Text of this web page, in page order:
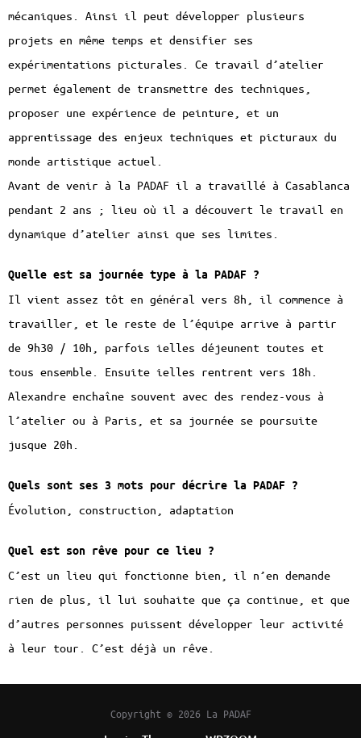
mécaniques. Ainsi il peut développer plusieurs
projets en même temps et densifier ses
expérimentations picturales. Ce travail d’atelier
permet également de transmettre des techniques,
proposer une expérience de peinture, et un
apprentissage des enjeux techniques et picturaux du
monde artistique actuel.
Avant de venir à la PADAF il a travaillé à Casablanca
pendant 2 ans ; lieu où il a découvert le travail en
dynamique d’atelier ainsi que ses limites.
Quelle est sa journée type à la PADAF ?
Il vient assez tôt en général vers 8h, il commence à
travailler, et le reste de l’équipe arrive à partir
de 9h30 / 10h, parfois ielles déjeunent toutes et
tous ensemble. Ensuite ielles rentrent vers 18h.
Alexandre enchaîne souvent avec des rendez-vous à
l’atelier ou à Paris, et sa journée se poursuite
jusque 20h.
Quels sont ses 3 mots pour décrire la PADAF ?
Évolution, construction, adaptation
Quel est son rêve pour ce lieu ?
C’est un lieu qui fonctionne bien, il n’en demande
rien de plus, il lui souhaite que ça continue, et que
d’autres personnes puissent développer leur activité
à leur tour. C’est déjà un rêve.
Copyright © 2026 La PADAF